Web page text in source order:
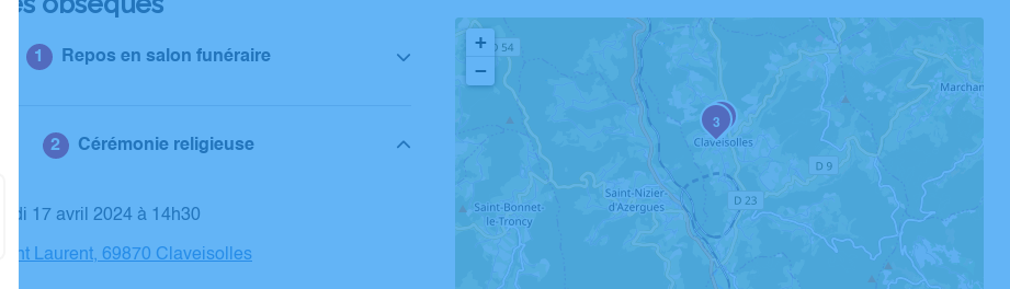
Repos en salon funéraire
Cérémonie religieuse
17 avril 2024 à 14h30
Laurent, 69870 Claveisolles
2
3
+
−